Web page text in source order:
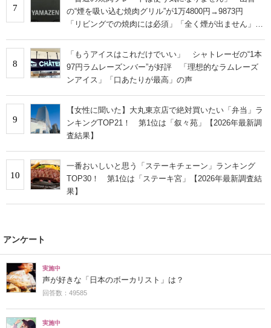
7
の“煙を吸い込む焼肉グリル”が1万4800円→9873円
「リビングでの焼肉には必須」「全く煙が出ません」と
8
「もうアイスはこれだけでいい」 シャトレーゼの“1本
97円ラムレーズンバー”が好評 「理想的なラムレーズ
ンアイス」「口あたりが最高」の声
9
【女性に聞いた】大丸東京店で絶対買いたい「弁当」ラ
ンキングTOP21！ 第1位は「叙々苑」【2026年最新調
査結果】
10
一番おいしいと思う「ステーキチェーン」ランキング
TOP30！ 第1位は「ステーキ宮」【2026年最新調査結
果】
アンケート
実施中
声が好きな「日本のボーカリスト」は？
回答数：49585
実施中